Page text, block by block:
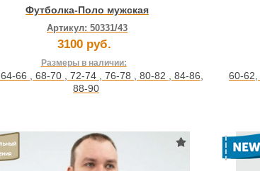
Футболка-Поло мужская
Артикул: 50331/43
3100 руб.
Размеры в наличии:
64-66 , 68-70 , 72-74 , 76-78 , 80-82 , 84-86,
88-90
60-62,